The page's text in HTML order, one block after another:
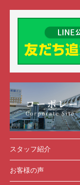
スタッフ紹介
お客様の声